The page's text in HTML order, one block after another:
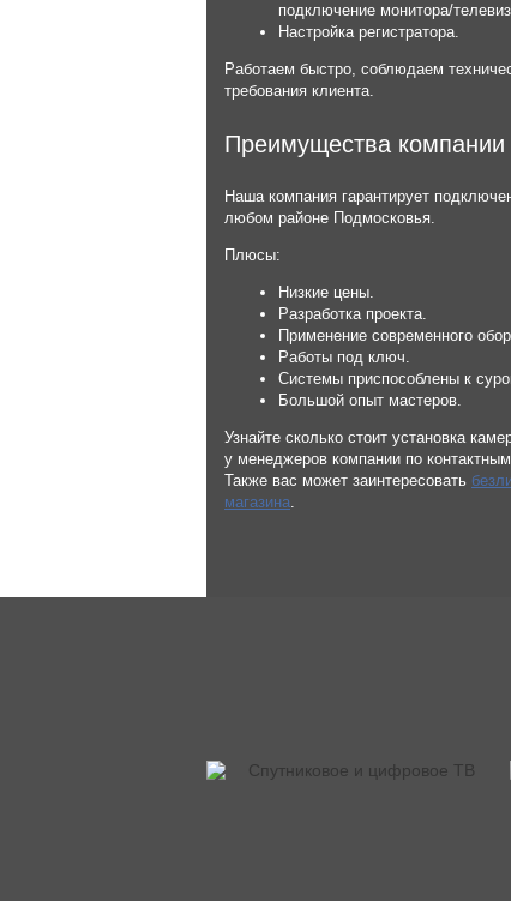
подключение монитора/
Настройка регистратора.
Работаем быстро, соблюдаем
требования клиента.
Преимущества компании
Наша компания гарантирует
любом районе Подмосковья.
Плюсы:
Низкие цены.
Разработка проекта.
Применение современного
Работы под ключ.
Системы приспособлены к
Большой опыт мастеров.
Узнайте сколько стоит установка
у менеджеров компании по
Также вас может заинтересовать
магазина.